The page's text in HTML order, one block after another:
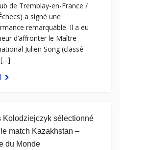
de Tremblay-en-France /
a signé une
remarquable. Il a eu
d’affronter le Maître
Julien Song (classé
[…]
Kolodziejczyk sélectionné
match Kazakhstan –
du Monde